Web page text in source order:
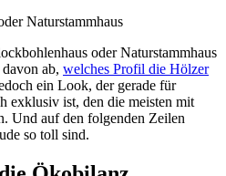
Naturstammhaus
oder Naturstammhaus
ab, welches Profil die Hölzer
ein Look, der gerade für
exklusiv ist, den die meisten mit
Und auf den folgenden Zeilen
so toll sind.